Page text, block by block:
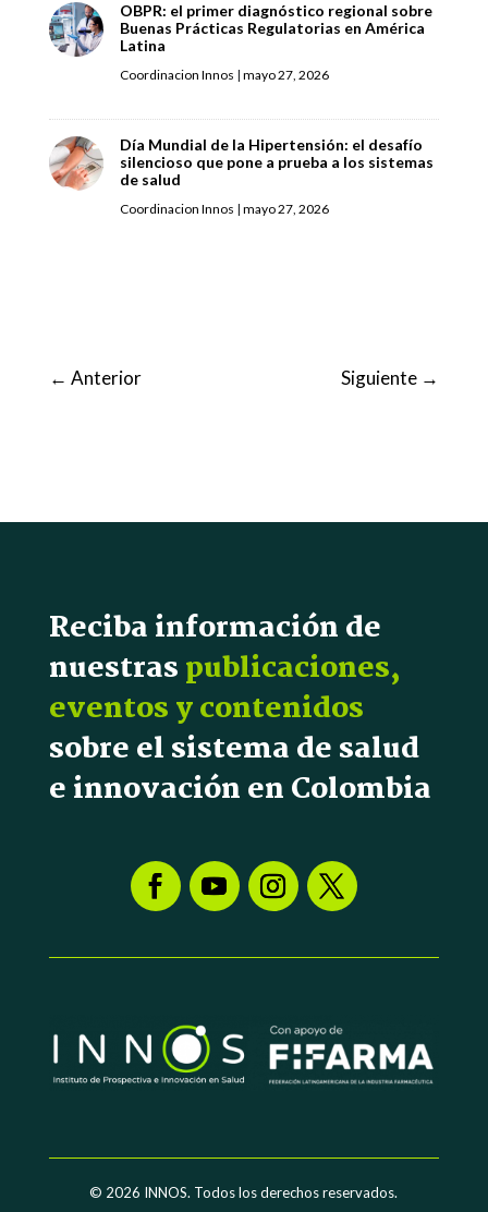
OBPR: el primer diagnóstico regional sobre
Buenas Prácticas Regulatorias en América
Latina
Coordinacion Innos | mayo 27, 2026
Día Mundial de la Hipertensión: el desafío
silencioso que pone a prueba a los sistemas
de salud
Coordinacion Innos | mayo 27, 2026
← Anterior Siguiente →
Reciba información de
nuestraspublicaciones,
eventos y contenidos
sobre el sistema de salud
e innovación en Colombia
© 2026 INNOS. Todos los derechos reservados.